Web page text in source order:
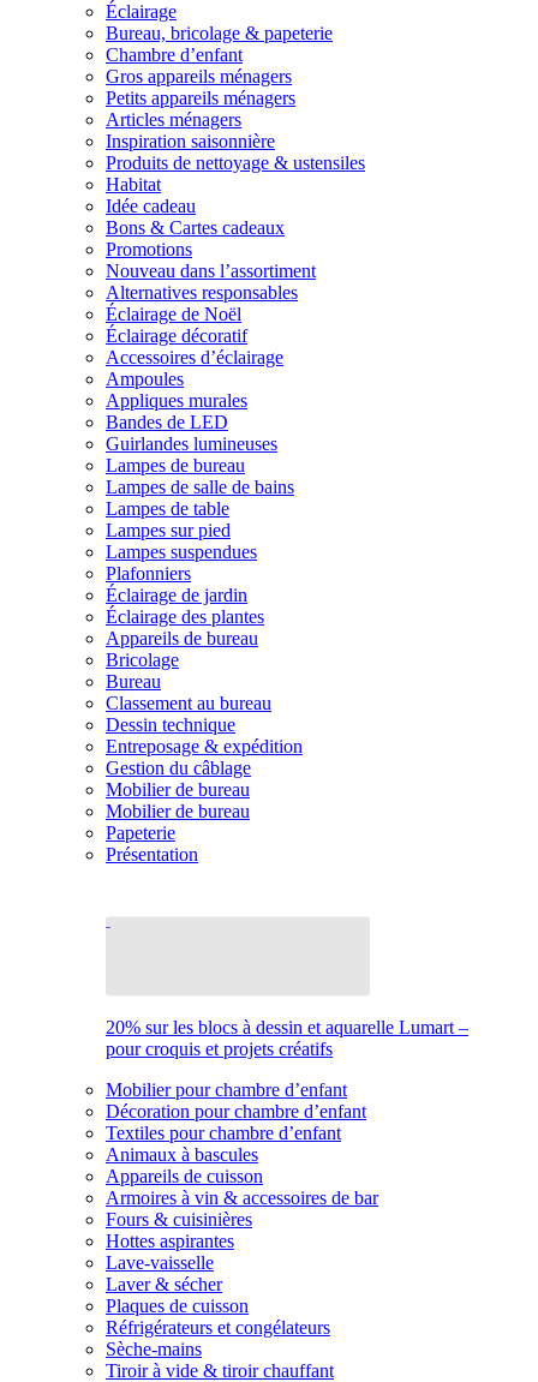
Éclairage
Bureau, bricolage & papeterie
Chambre d’enfant
Gros appareils ménagers
Petits appareils ménagers
Articles ménagers
Inspiration saisonnière
Produits de nettoyage & ustensiles
Habitat
Idée cadeau
Bons & Cartes cadeaux
Promotions
Nouveau dans l’assortiment
Alternatives responsables
Éclairage de Noël
Éclairage décoratif
Accessoires d’éclairage
Ampoules
Appliques murales
Bandes de LED
Guirlandes lumineuses
Lampes de bureau
Lampes de salle de bains
Lampes de table
Lampes sur pied
Lampes suspendues
Plafonniers
Éclairage de jardin
Éclairage des plantes
Appareils de bureau
Bricolage
Bureau
Classement au bureau
Dessin technique
Entreposage & expédition
Gestion du câblage
Mobilier de bureau
Mobilier de bureau
Papeterie
Présentation
20% sur les blocs à dessin et aquarelle Lumart –
pour croquis et projets créatifs
Mobilier pour chambre d’enfant
Décoration pour chambre d’enfant
Textiles pour chambre d’enfant
Animaux à bascules
Appareils de cuisson
Armoires à vin & accessoires de bar
Fours & cuisinières
Hottes aspirantes
Lave-vaisselle
Laver & sécher
Plaques de cuisson
Réfrigérateurs et congélateurs
Sèche-mains
Tiroir à vide & tiroir chauffant